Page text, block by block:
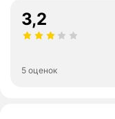
3,2
5 оценок